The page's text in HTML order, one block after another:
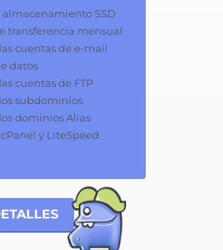
almacenamiento SSD
transferencia mensual
cuentas de e-mail
datos
cuentas de FTP
subdominios
dominios Alias
y LiteSpeed